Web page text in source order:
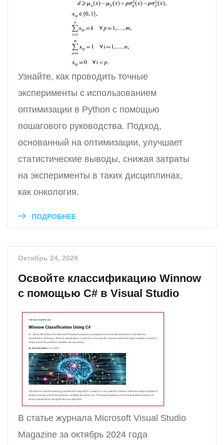
Узнайте, как проводить точные
эксперименты с использованием
оптимизации в Python с помощью
пошагового руководства. Подход,
основанный на оптимизации, улучшает
статистические выводы, снижая затраты
на эксперименты в таких дисциплинах,
как онкология.
ПОДРОБНЕЕ
Октябрь 24, 2024
Освойте классификацию Winnow
с помощью C# в Visual Studio
В статье журнала Microsoft Visual Studio
Magazine за октябрь 2024 года